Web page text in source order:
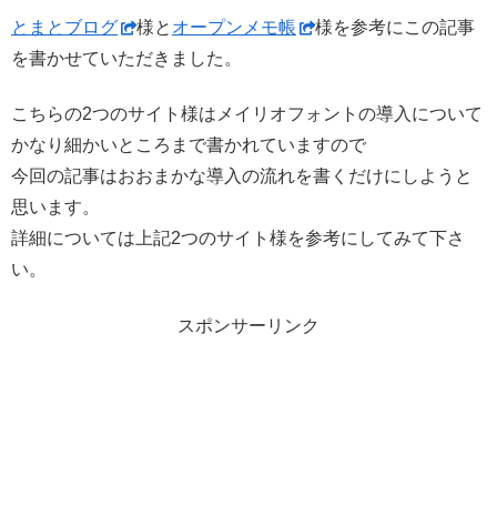
とまとブログ 様と オープンメモ帳
様を参考にこの記事
を書かせていただきました。
こちらの2つのサイト様はメイリオフォントの導入について
かなり細かいところまで書かれていますので
今回の記事はおおまかな導入の流れを書くだけにしようと
思います。
詳細については上記2つのサイト様を参考にしてみて下さ
い。
スポンサーリンク